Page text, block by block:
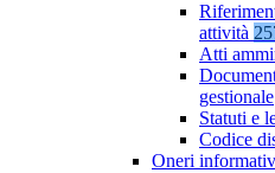
attività
Atti
gestionale
Statuti e
Codice
Oneri